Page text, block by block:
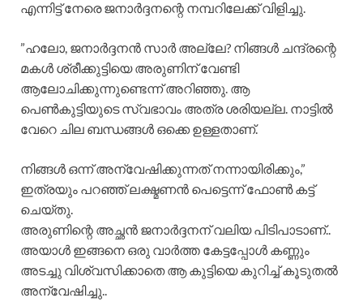
എന്നിട്ട് നേരെ ജനാർദ്ദനന്റെ നമ്പറിലേക്ക് വിളിച്ചു.
​”ഹലോ, ജനാർദ്ദനൻ സാർ അല്ലേ? നിങ്ങൾ ചന്ദ്രന്റെ
മകൾ ശ്രീക്കുട്ടിയെ അരുണിന് വേണ്ടി
ആലോചിക്കുന്നുണ്ടെന്ന് അറിഞ്ഞു. ആ
പെൺകുട്ടിയുടെ സ്വഭാവം അത്ര ശരിയല്ല. നാട്ടിൽ
വേറെ ചില ബന്ധങ്ങൾ ഒക്കെ ഉള്ളതാണ്.
നിങ്ങൾ ഒന്ന് അന്വേഷിക്കുന്നത് നന്നായിരിക്കും,”
ഇത്രയും പറഞ്ഞ് ലക്ഷ്മണൻ പെട്ടെന്ന് ഫോൺ കട്ട്
ചെയ്തു.
​അരുണിന്റെ അച്ഛൻ ജനാർദ്ദനന് വലിയ പിടിപാടാണ്..
അയാൾ ഇങ്ങനെ ഒരു വാർത്ത കേട്ടപ്പോൾ കണ്ണും
അടച്ചു വിശ്വസിക്കാതെ ആ കുട്ടിയെ കുറിച്ച് കൂടുതൽ
അന്വേഷിച്ചു..